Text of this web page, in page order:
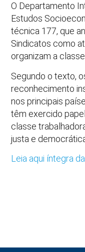
O Departamento
Estudos
técnica 177, que
Sindicatos como
organizam a
Segundo o texto,
reconhecimento
nos principais
têm exercido
classe
justa e
Leia aqui íntegra